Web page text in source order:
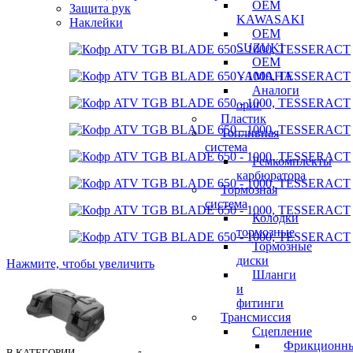
OEM
KAWASAKI
OEM
SUZUKI
OEM
YAMAHA
Аналоги
ориг
Пластик
Топливная
система
Ремкомплекты
карбюратора
Тормозная
система
Колодки
тормозные
Тормозные
диски
Шланги
и
фитинги
Трансмиссия
Cцепление
Защита рук
Наклейки
Нажмите, чтобы увеличить